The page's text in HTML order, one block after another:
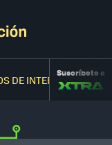
DE INTERNETSuscríbete a